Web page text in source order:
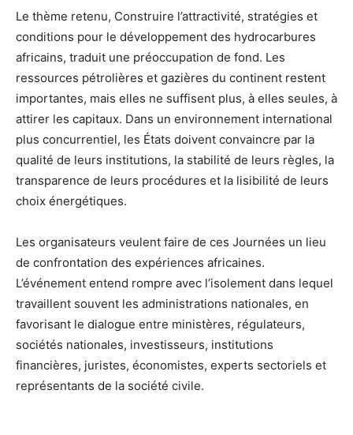
Le thème retenu, Construire l’attractivité, stratégies et
conditions pour le développement des hydrocarbures
africains, traduit une préoccupation de fond. Les
ressources pétrolières et gazières du continent restent
importantes, mais elles ne suffisent plus, à elles seules, à
attirer les capitaux. Dans un environnement international
plus concurrentiel, les États doivent convaincre par la
qualité de leurs institutions, la stabilité de leurs règles, la
transparence de leurs procédures et la lisibilité de leurs
choix énergétiques.
Les organisateurs veulent faire de ces Journées un lieu
de confrontation des expériences africaines.
L’événement entend rompre avec l’isolement dans lequel
travaillent souvent les administrations nationales, en
favorisant le dialogue entre ministères, régulateurs,
sociétés nationales, investisseurs, institutions
financières, juristes, économistes, experts sectoriels et
représentants de la société civile.